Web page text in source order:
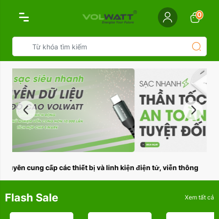
0
cung cấp các thiết bị và linh kiện điện tử, viễn thông
Flash Sale Xem tất cả
Loại hàng:Xóa